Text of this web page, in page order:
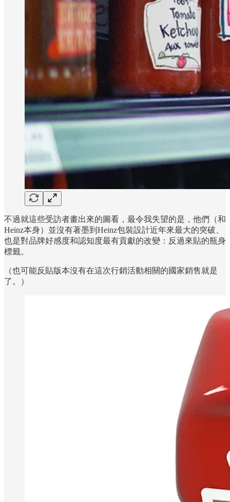
不過就這些受訪者畫出來的圖看，最令我失望的是，他們（和
Heinz本身）並沒有著墨到Heinz包裝設計近年來最大的突破、
也是對品牌好感度和認知度最有貢獻的改變：反過來貼的瓶身
標籤。
（也可能反貼版本沒有在這次行銷活動相關的國家銷售就是
了。）